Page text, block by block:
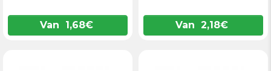
Van 1,68€ Van 2,18€